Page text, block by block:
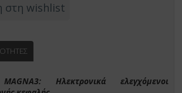
στη wishlist
Ηλεκτρονικά ελεγχόμενοι